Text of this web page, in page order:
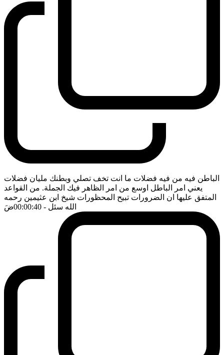
الباطن فيه من فيه فضلات ما انت تخف تصلي وبطنك مليان فضلات
يعني امر الباطل اوسع من امر الظاهر فيك الجملة. من القواعد
المتفق عليها ان الضرورات تبيح المحظورات شيخ ابن عثيمين رحمه
الله سئل - 00:00:40 ضَ